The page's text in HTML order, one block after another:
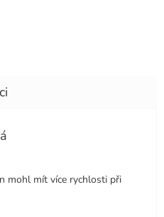
je 5 z 5 hvězdiček.
mohl mít více rychlosti při